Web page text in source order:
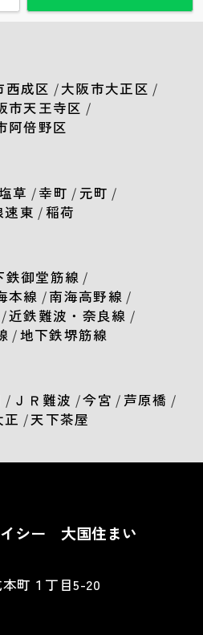
西成区 /大阪市大正区 /
市天王寺区 /
阿倍野区
草 /幸町 / 元町 /
速東 /稲荷
鉄御堂筋線 /
本線 /南海高野線 /
/近鉄難波・奈良線 /
/地下鉄堺筋線
/ ＪＲ難波 /今宮 / 芦原橋 /
正 /天下茶屋
シー 大国住まい
町１丁目5-20